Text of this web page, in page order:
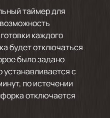
таймер для
каждого
будет отключаться
было задано
с
по истечении
отключается